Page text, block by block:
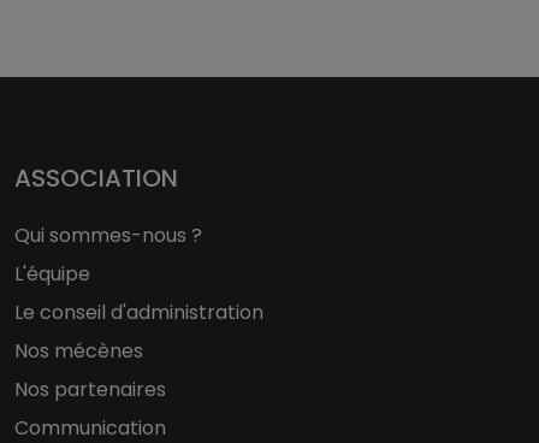
ASSOCIATION
Qui sommes-nous ?
L'équipe
Le conseil d'administration
Nos mécènes
Nos partenaires
Communication